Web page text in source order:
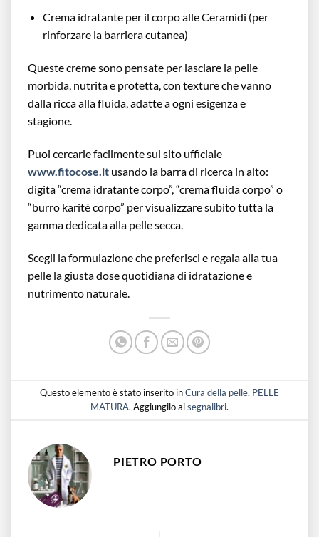
Crema idratante per il corpo alle Ceramidi (per
rinforzare la barriera cutanea)
Queste creme sono pensate per lasciare la pelle
morbida, nutrita e protetta, con texture che vanno
dalla ricca alla fluida, adatte a ogni esigenza e
stagione.
Puoi cercarle facilmente sul sito ufficiale
www.fitocose.it usando la barra di ricerca in alto:
digita “crema idratante corpo”, “crema fluida corpo” o
“burro karité corpo” per visualizzare subito tutta la
gamma dedicata alla pelle secca.
Scegli la formulazione che preferisci e regala alla tua
pelle la giusta dose quotidiana di idratazione e
nutrimento naturale.
Questo elemento è stato inserito inCura della pelle, PELLE
MATURA. Aggiungilo aisegnalibri.
PIETRO PORTO